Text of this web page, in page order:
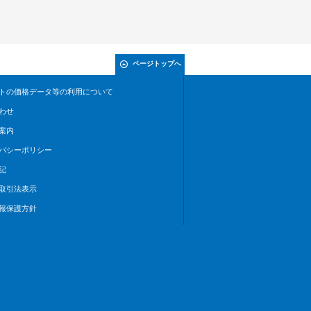
ページトップへ
の価格データ等の利用について
せ
内
シーポリシー
引法表示
保護方針